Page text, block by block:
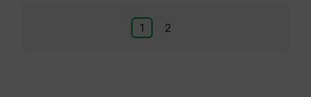
Seitennummerierung
1 2